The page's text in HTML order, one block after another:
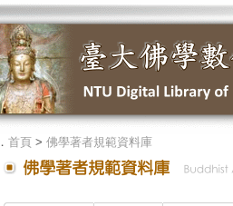
． 首頁> 佛學著者規範資料庫